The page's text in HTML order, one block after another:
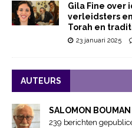
Gila Fine over
verleidsters
Torah en
23 januari 2025
AUTEURS
SALOMON BOUMAN
239 berichten